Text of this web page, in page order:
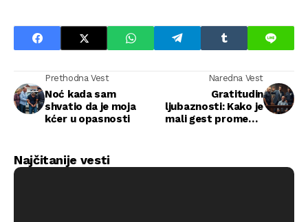
Prethodna Vest
Noć kada sam
shvatio da je moja
kćer u opasnosti
Naredna Vest
Gratitudin
ljubaznosti: Kako je
mali gest promenio
Najčitanije vesti